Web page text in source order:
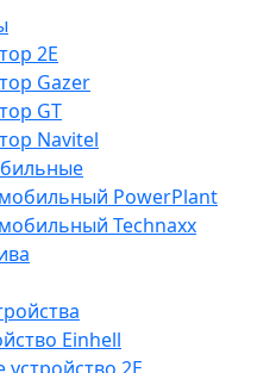
2E
Gazer
GT
Navitel
PowerPlant
Technaxx
Einhell